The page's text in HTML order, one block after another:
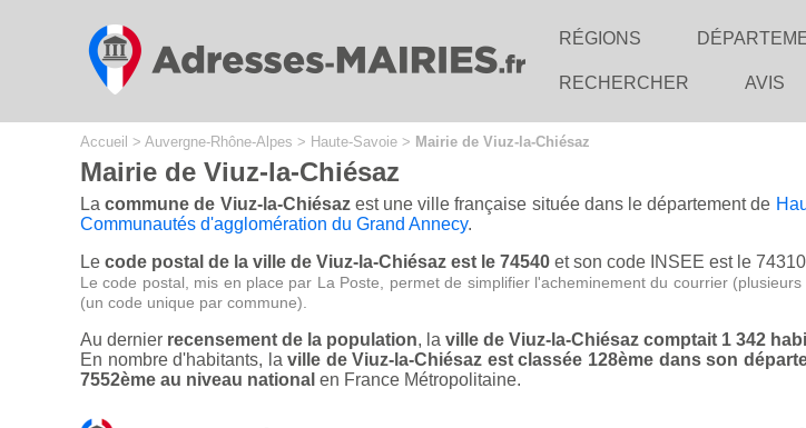
RÉGIONS
RECHERCHER AVIS
Accueil > Auvergne-Rhône-Alpes > Haute-Savoie > Mairie de Viuz-la-Chiésaz
Mairie de Viuz-la-Chiésaz
Lacommune de Viuz-la-Chiésazest une ville française située dans le département de
Communautés d'agglomération du Grand Annecy.
Le code postal de la ville de Viuz-la-Chiésaz est le 74540 et son code INSEE est le
Le code postal, mis en place par La Poste, permet de simplifier l'acheminement du courrier
(un code unique par commune).
Au dernier recensement de la population, la ville de Viuz-la-Chiésaz comptait 1 342
En nombre d'habitants, laville de Viuz-la-Chiésaz est classée 128ème dans son
7552ème au niveau national en France Métropolitaine.